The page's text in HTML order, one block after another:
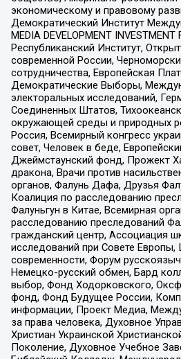
экономическому и правовому
Демократический Институт
MEDIA DEVELOPMENT
Республиканский Институт,
современной России,
сотрудничества, Европейская
Демократические Выборы,
электоральных исследований,
Соединенных Штатов,
окружающей среды и природных
Россия, Всемирный конгресс
совет, Человек в беде,
Джеймстаунский фонд, Прожект
дракона, Врачи против
органов, Фалунь Дафа, Друзья
Коалиция по расследованию
Фалуньгун в Китае, Всемирная
расследованию преследований
гражданский центр, Ассоциация
исследований при Совете Европы,
современности, Форум
Немецко-русский обмен, Бард
выбор, Фонд Ходорковского,
фонд, Фонд Будущее России,
информации, Проект Медиа,
за права человека, Духовное
Христиан Украинской
Поколение, Духовное Учебное